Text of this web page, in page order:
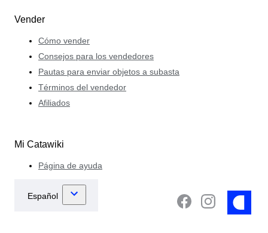
Vender
Cómo vender
Consejos para los vendedores
Pautas para enviar objetos a subasta
Términos del vendedor
Afiliados
Mi Catawiki
Página de ayuda